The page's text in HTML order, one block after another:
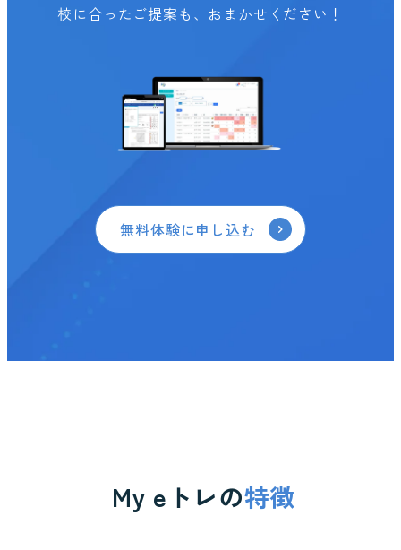
校に合ったご提案も、おまかせください！
無料体験に申し込む
My eトレの特徴